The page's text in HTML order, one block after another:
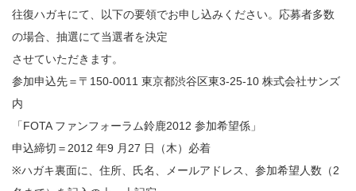
往復ハガキにて、以下の要領でお申し込みください。応募者多数
の場合、抽選にて当選者を決定
させていただきます。
参加申込先＝〒150-0011 東京都渋谷区東3-25-10 株式会社サンズ
内
「FOTA ファンフォーラム鈴鹿2012 参加希望係」
申込締切＝2012 年9 月27 日（木）必着
※ハガキ裏面に、住所、氏名、メールアドレス、参加希望人数（2